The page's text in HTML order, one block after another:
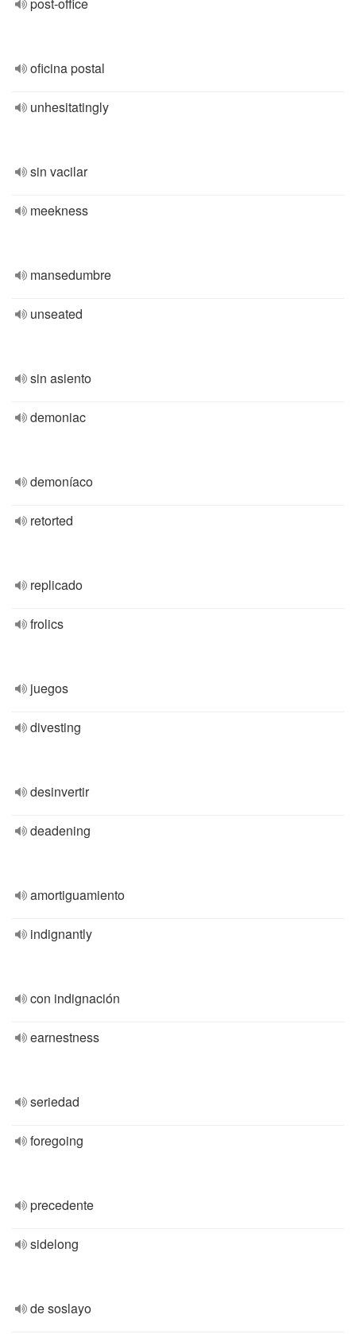
oficina postal
unhesitatingly
sin vacilar
meekness
mansedumbre
unseated
sin asiento
demoniac
demoníaco
retorted
replicado
frolics
juegos
divesting
desinvertir
deadening
amortiguamiento
indignantly
con indignación
earnestness
seriedad
foregoing
precedente
sidelong
de soslayo